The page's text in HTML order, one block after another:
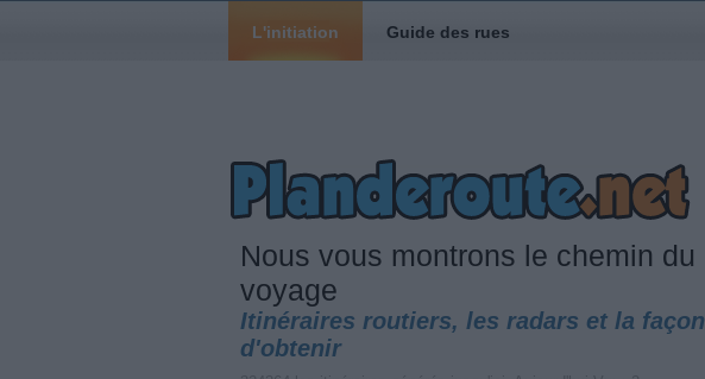
L'initiation Guide des rues
Nous vous montrons le chemin du
voyage
Itinéraires routiers, les radars et la façon
d'obtenir